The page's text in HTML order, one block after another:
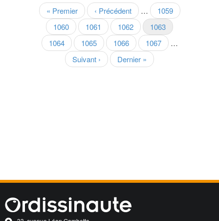
Pagination
Première
page
« Premier
Page
précédente
‹ Précédent … Page
1059
Page
1060 Page
1061 Page
1062
Page
courante
1063
Page
1064 Page
1065 Page
1066 Page
1067
…
Page
suivante
Suivant ›
Dernière
page
Dernier »